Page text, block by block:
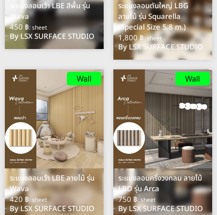
ระแนงลอนเว้า LBE สีพื้น รุ่น
Wava
450 ฿: sheet
By LSX SURFACE STUDIO
ระแนงลอนตันใหญ่ LBG
ลายไม้ รุ่น Squarella
(Special Size 5.8 m.)
1,800 ฿: sheet
By LSX SURFACE STUDIO
Wall
ระแนงลอนเว้า LBE ลายไม้ รุ่น
Wava
420 ฿: sheet
By LSX SURFACE STUDIO
Wall
ระแนงลอนครึ่งวงกลม ลายไม้
LBD รุ่น Arca
750 ฿: sheet
By LSX SURFACE STUDIO